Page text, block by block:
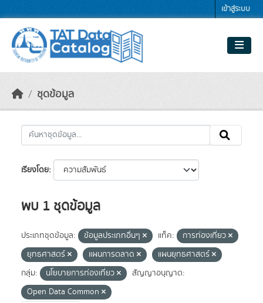
เข้าสู่ระบบ
ชุดข้อมูล
เรียงโดย
พบ 1 ชุดข้อมูล
ประเภทชุดข้อมูล: ข้อมูลประเภทอื่นๆ แท็ค:
การท่องเที่ยว
ยุทธศาสตร์
แผนการตลาด
แผนยุทธศาสตร์
กลุ่ม:
นโยบายการท่องเที่ยว
สัญญาอนุญาต:
Open Data Common